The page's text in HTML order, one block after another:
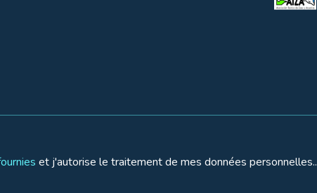
et j'autorise le traitement de mes données personnelles..